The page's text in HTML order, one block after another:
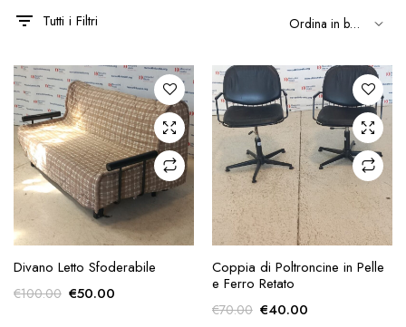
Tutti i Filtri
RICHIESTA
Divano Letto Sfoderabile
€100.00 Il
€50.00Il
RICHIESTA
Coppia di Poltroncine in Pelle
e Ferro Retato
€70.00 Il
€40.00Il